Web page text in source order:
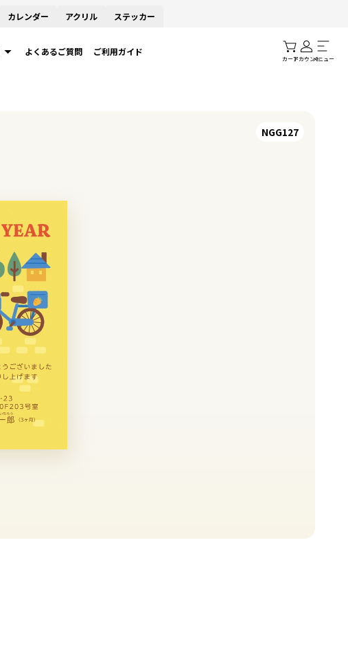
カレンダー アクリル ステッカー
よくあるご質問 ご利用ガイド
カートアカウントメニュー
NGG127